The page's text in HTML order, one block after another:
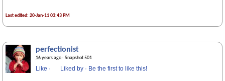
Last edited: 20-Jan-11 03:43 PM
perfectionist
16 years ago· Snapshot 501
Like · Liked by · Be the first to like this!